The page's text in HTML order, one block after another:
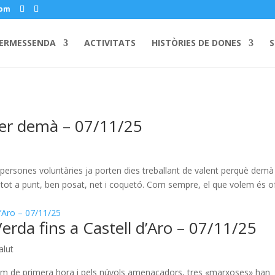
ACTIVITATS HISTÒRIES DE DONES
demà – 07/11/25
persones voluntàries ja porten dies treballant de valent perquè demà
a punt, ben posat, net i coquetó. Com sempre, el que volem és
fins a Castell d’Aro – 07/11/25
de primera hora i pels núvols amenaçadors, tres «marxoses» han